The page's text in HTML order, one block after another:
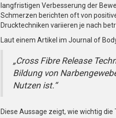
langfristigen Verbesserung der
Schmerzen berichten oft von
Drucktechniken variieren je nach
Laut einem Artikel im Journal of
„Cross Fibre Release
Bildung von
Nutzen ist.“
Diese Aussage zeigt, wie wichtig